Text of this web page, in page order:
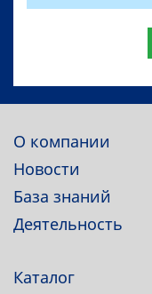
О компании
Новости
База знаний
Деятельность
Каталог